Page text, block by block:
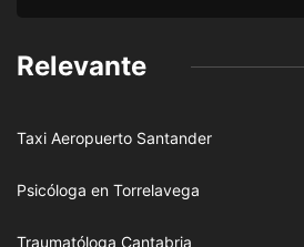
Relevante
Taxi Aeropuerto Santander
Psicóloga en Torrelavega
Traumatóloga Cantabria